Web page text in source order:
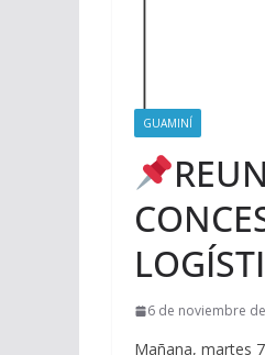
GUAMINÍ
6 de noviembre
Mañana, martes